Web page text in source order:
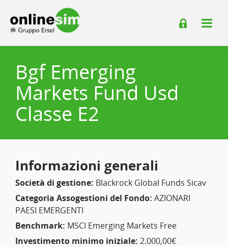
Bgf Emerging
Markets Fund Usd
Classe E2
Informazioni generali
Società di gestione: Blackrock Global Funds Sicav
Categoria Assogestioni del Fondo: AZIONARI
PAESI EMERGENTI
Benchmark: MSCI Emerging Markets Free
Investimento minimo iniziale: 2.000,00€